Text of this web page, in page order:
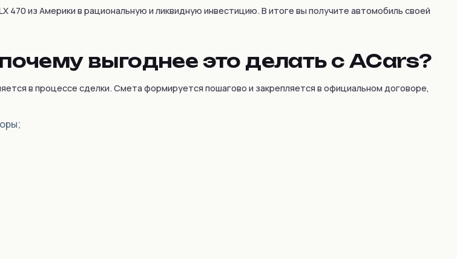
из Америки в рациональную и ликвидную инвестицию. В итоге вы получите автомобиль своей
выгоднее это делать с ACars?
в процессе сделки. Смета формируется пошагово и закрепляется в официальном договоре,